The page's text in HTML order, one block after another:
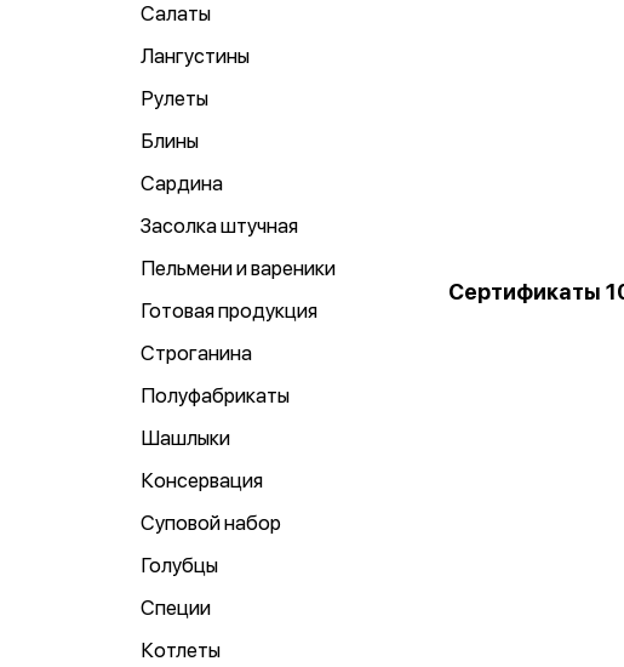
Салаты
Лангустины
Рулеты
Блины
Сардина
Засолка штучная
Пельмени и вареники
Готовая продукция
Строганина
Полуфабрикаты
Шашлыки
Консервация
Суповой набор
Голубцы
Специи
Котлеты
Сертификаты